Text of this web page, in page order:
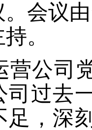
。会议
。
营公司
司过去
足，深